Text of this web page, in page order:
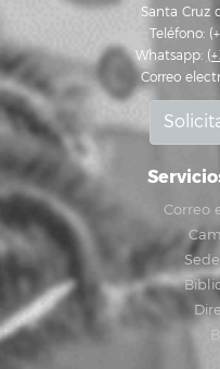
Santa Cruz
Teléfono:
Whatsapp:
Correo
Correo